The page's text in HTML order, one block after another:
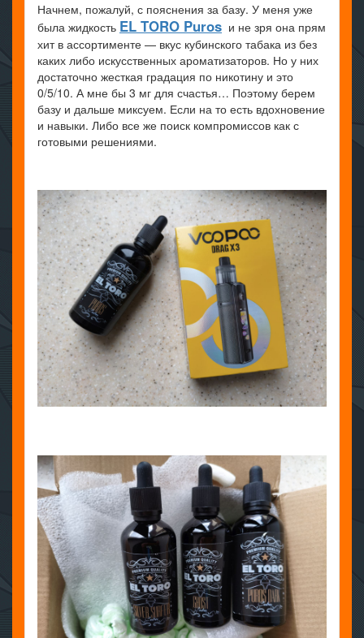
Начнем, пожалуй, с пояснения за базу. У меня уже
была жидкость EL TORO Puros и не зря она прям
хит в ассортименте — вкус кубинского табака из без
каких либо искусственных ароматизаторов. Но у них
достаточно жесткая градация по никотину и это
0/5/10. А мне бы 3 мг для счастья… Поэтому берем
базу и дальше миксуем. Если на то есть вдохновение
и навыки. Либо все же поиск компромиссов как с
готовыми решениями.